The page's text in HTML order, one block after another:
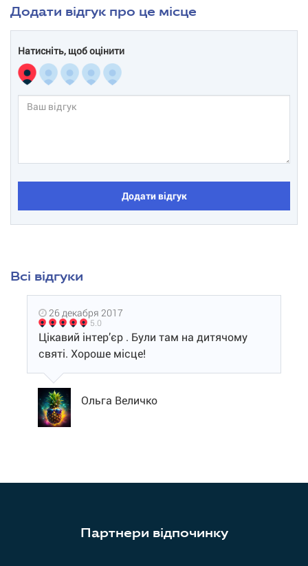
Додати відгук про це місце
Натисніть, щоб оцінити
Додати відгук
Всі відгуки
26 декабря 2017
5.0
Цікавий інтер’єр . Були там на дитячому
святі. Хороше місце!
Ольга Величко
Партнери відпочинку